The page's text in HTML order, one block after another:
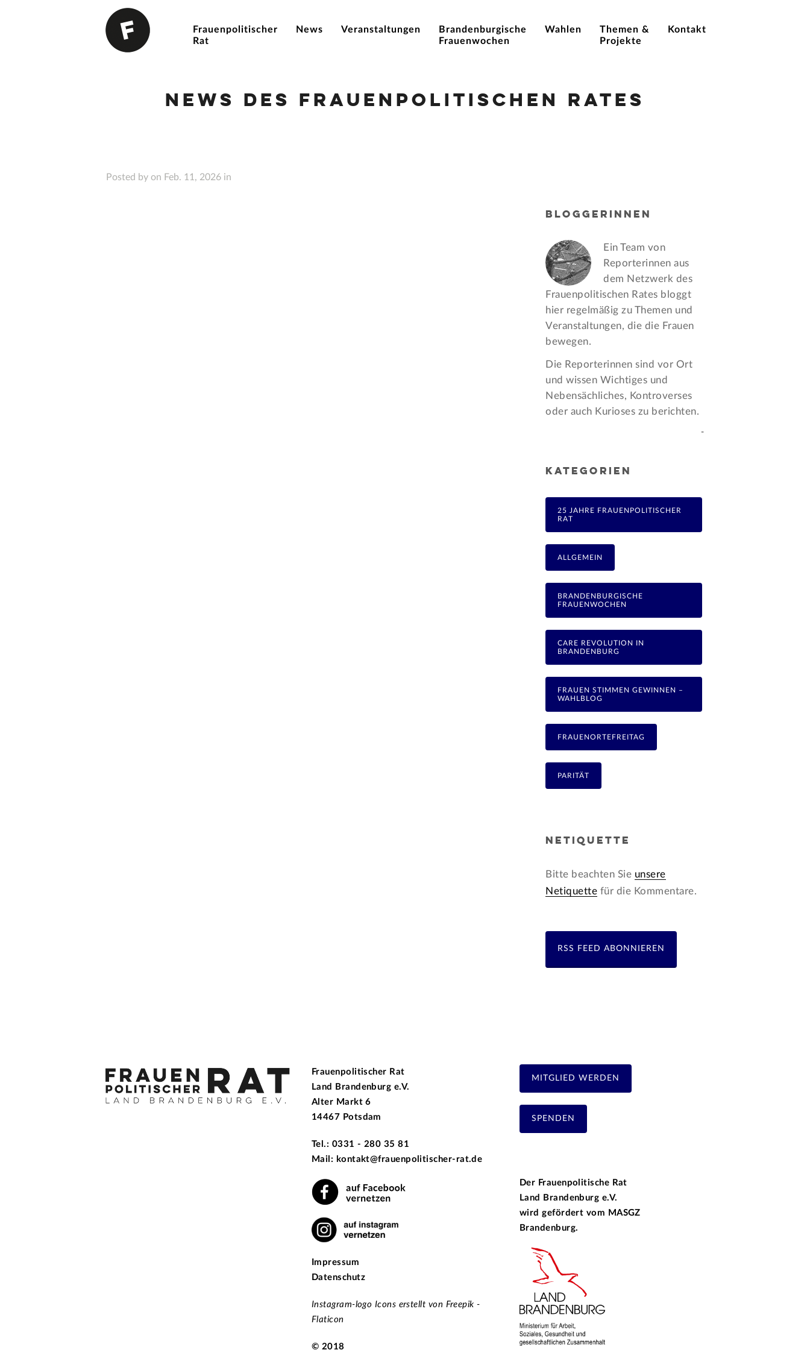
Frauenpolitischer
Rat
News Veranstaltungen
Brandenburgische
Frauenwochen
Wahlen
Themen &
Projekte
Kontakt
News des Frauenpolitischen Rates
Posted by on Feb. 11, 2026 in
BLOGGERINNEN
Ein Team von
Reporterinnen aus
dem Netzwerk des
Frauen­politischen Rates bloggt
hier regelmäßig zu Themen und
Veran­staltungen, die die Frauen
bewegen.
Die Reporterinnen sind vor Ort
und wissen Wichtiges und
Nebensächliches, Kontroverses
oder auch Kurioses zu berichten.
-
KATEGORIEN
25 JAHRE FRAUENPOLITISCHER
RAT
ALLGEMEIN
BRANDENBURGISCHE
FRAUENWOCHEN
CARE REVOLUTION IN
BRANDENBURG
FRAUEN STIMMEN GEWINNEN –
WAHLBLOG
FRAUENORTEFREITAG
PARITÄT
NETIQUETTE
Bitte beachten Sie unsere
Netiquette für die Kommentare.
RSS FEED ABONNIEREN
Frauenpolitischer Rat
Land Brandenburg e.V.
Alter Markt 6
14467 Potsdam
Tel.: 0331 - 280 35 81
Mail: kontakt@frauenpolitischer-rat.de
Impressum
Datenschutz
Instagram-logo Icons erstellt von Freepik -
Flaticon
© 2018
MITGLIED WERDEN
SPENDEN
Der Frauenpolitische Rat
Land Brandenburg e.V.
wird gefördert vom MASGZ
Brandenburg.